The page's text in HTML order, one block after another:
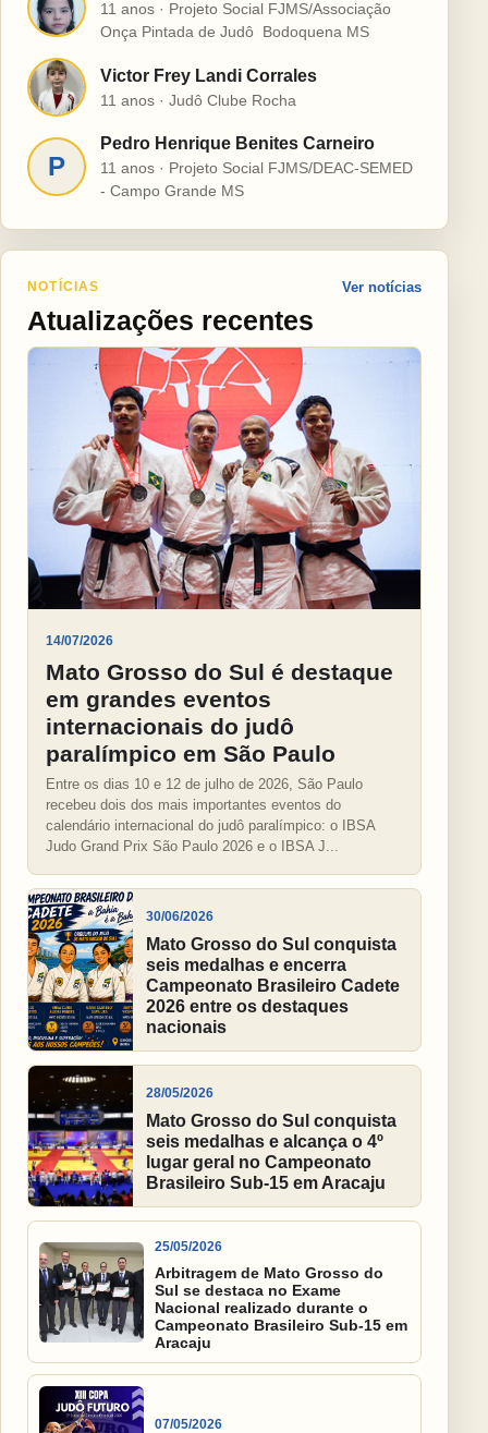
H
11 anos · Projeto Social FJMS/Associação
Onça Pintada de Judô  Bodoquena MS
V Victor Frey Landi Corrales
11 anos · Judô Clube Rocha
P
Pedro Henrique Benites Carneiro
11 anos · Projeto Social FJMS/DEAC-SEMED
- Campo Grande MS
NOTÍCIAS
Atualizações recentes
Ver notícias
14/07/2026
Mato Grosso do Sul é destaque
em grandes eventos
internacionais do judô
paralímpico em São Paulo
Entre os dias 10 e 12 de julho de 2026, São Paulo
recebeu dois dos mais importantes eventos do
calendário internacional do judô paralímpico: o IBSA
Judo Grand Prix São Paulo 2026 e o IBSA J...
30/06/2026
Mato Grosso do Sul conquista
seis medalhas e encerra
Campeonato Brasileiro Cadete
2026 entre os destaques
nacionais
28/05/2026
Mato Grosso do Sul conquista
seis medalhas e alcança o 4º
lugar geral no Campeonato
Brasileiro Sub-15 em Aracaju
25/05/2026
Arbitragem de Mato Grosso do
Sul se destaca no Exame
Nacional realizado durante o
Campeonato Brasileiro Sub-15 em
Aracaju
07/05/2026